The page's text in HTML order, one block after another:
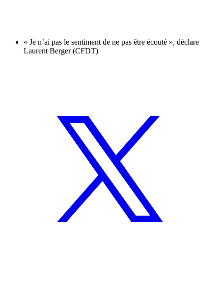
« Je n’ai pas le sentiment de ne pas être écouté », déclare
Laurent Berger (CFDT)